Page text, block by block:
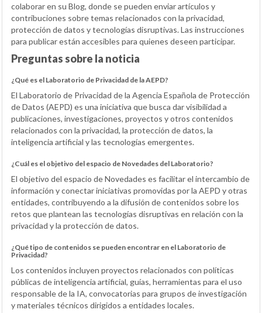
colaborar en su Blog, donde se pueden enviar artículos y
contribuciones sobre temas relacionados con la privacidad,
protección de datos y tecnologías disruptivas. Las instrucciones
para publicar están accesibles para quienes deseen participar.
Preguntas sobre la noticia
¿Qué es el Laboratorio de Privacidad de la AEPD?
El Laboratorio de Privacidad de la Agencia Española de Protección
de Datos (AEPD) es una iniciativa que busca dar visibilidad a
publicaciones, investigaciones, proyectos y otros contenidos
relacionados con la privacidad, la protección de datos, la
inteligencia artificial y las tecnologías emergentes.
¿Cuál es el objetivo del espacio de Novedades del Laboratorio?
El objetivo del espacio de Novedades es facilitar el intercambio de
información y conectar iniciativas promovidas por la AEPD y otras
entidades, contribuyendo a la difusión de contenidos sobre los
retos que plantean las tecnologías disruptivas en relación con la
privacidad y la protección de datos.
¿Qué tipo de contenidos se pueden encontrar en el Laboratorio de
Privacidad?
Los contenidos incluyen proyectos relacionados con políticas
públicas de inteligencia artificial, guías, herramientas para el uso
responsable de la IA, convocatorias para grupos de investigación
y materiales técnicos dirigidos a entidades locales.